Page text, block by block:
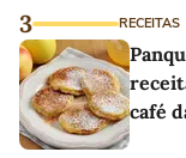
3 RECEITAS
café